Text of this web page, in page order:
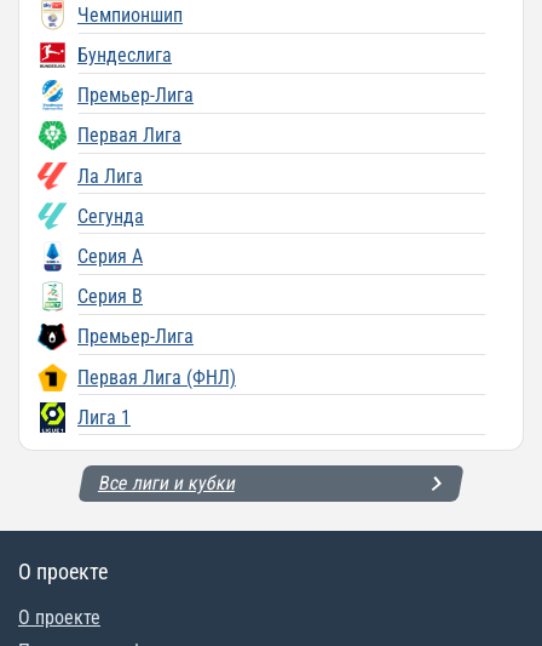
Чемпионшип
Бундеслига
Премьер-Лига
Первая Лига
Ла Лига
Сегунда
Серия A
Серия B
Премьер-Лига
Первая Лига (ФНЛ)
Лига 1
Все лиги и кубки
О проекте
О проекте